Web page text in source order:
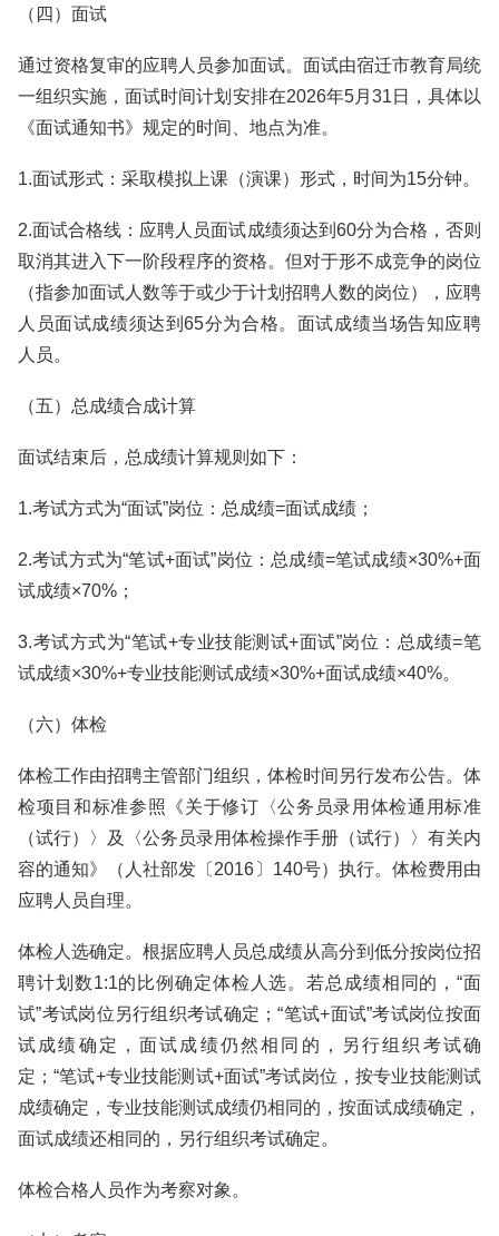
（四）面试
通过资格复审的应聘人员参加面试。面试由宿迁市教育局统
一组织实施，面试时间计划安排在2026年5月31日，具体以
《面试通知书》规定的时间、地点为准。
1.面试形式：采取模拟上课（演课）形式，时间为15分钟。
2.面试合格线：应聘人员面试成绩须达到60分为合格，否则
取消其进入下一阶段程序的资格。但对于形不成竞争的岗位
（指参加面试人数等于或少于计划招聘人数的岗位），应聘
人员面试成绩须达到65分为合格。面试成绩当场告知应聘
人员。
（五）总成绩合成计算
面试结束后，总成绩计算规则如下：
1.考试方式为“面试”岗位：总成绩=面试成绩；
2.考试方式为“笔试+面试”岗位：总成绩=笔试成绩×30%+面
试成绩×70%；
3.考试方式为“笔试+专业技能测试+面试”岗位：总成绩=笔
试成绩×30%+专业技能测试成绩×30%+面试成绩×40%。
（六）体检
体检工作由招聘主管部门组织，体检时间另行发布公告。体
检项目和标准参照《关于修订〈公务员录用体检通用标准
（试行）〉及〈公务员录用体检操作手册（试行）〉有关内
容的通知》（人社部发〔2016〕140号）执行。体检费用由
应聘人员自理。
体检人选确定。根据应聘人员总成绩从高分到低分按岗位招
聘计划数1:1的比例确定体检人选。若总成绩相同的，“面
试”考试岗位另行组织考试确定；“笔试+面试”考试岗位按面
试成绩确定，面试成绩仍然相同的，另行组织考试确
定；“笔试+专业技能测试+面试”考试岗位，按专业技能测试
成绩确定，专业技能测试成绩仍相同的，按面试成绩确定，
面试成绩还相同的，另行组织考试确定。
体检合格人员作为考察对象。